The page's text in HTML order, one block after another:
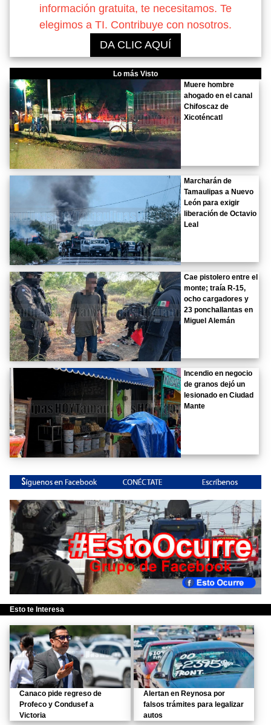
información gratuita, te necesitamos. Te
elegimos a TI. Contribuye con nosotros.
DA CLIC AQUÍ
Lo más Visto
Muere hombre
ahogado en el canal
Chifoscaz de
Xicoténcatl
Marcharán de
Tamaulipas a Nuevo
León para exigir
liberación de Octavio
Leal
Cae pistolero entre el
monte; traía R-15,
ocho cargadores y
23 ponchallantas en
Miguel Alemán
Incendio en negocio
de granos dejó un
lesionado en Ciudad
Mante
Esto te Interesa
Canaco pide regreso de
Profeco y Condusef a
Victoria
Alertan en Reynosa por
falsos trámites para legalizar
autos